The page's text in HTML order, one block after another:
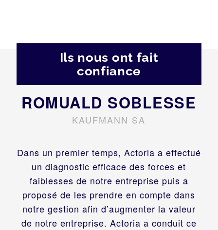
Ils nous ont fait
confiance
Dans un premier temps, Actoria a effectué
un diagnostic efficace des forces et
faiblesses de notre entreprise puis a
proposé de les prendre en compte dans
notre gestion afin d’augmenter la valeur
de notre entreprise. Actoria a conduit ce
ROMUALD SOBLESSE
KAUFMANN SA